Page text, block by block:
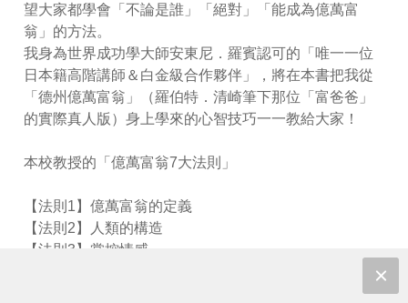
望大家都學會「不論是誰」「絕對」「能成為億萬富
翁」的方法。
我身為世界成功學大師安東尼．羅賓認可的「唯一一位
日本籍高階講師＆白金級合作夥伴」，將在本書把我從
「德州億萬富翁」（羅伯特．清崎筆下那位「富爸爸」
的實際真人版）身上學來的心智技巧一一教給大家！
本校教授的「億萬富翁7大法則」
【法則1】億萬富翁的定義
【法則2】人類的構造
【法則3】掌控情感